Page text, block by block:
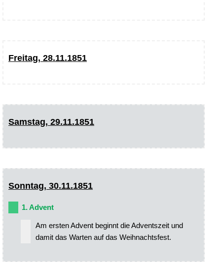
Freitag, 28.11.1851
Samstag, 29.11.1851
Sonntag, 30.11.1851
1. Advent
Am ersten Advent beginnt die Adventszeit und
damit das Warten auf das Weihnachtsfest.